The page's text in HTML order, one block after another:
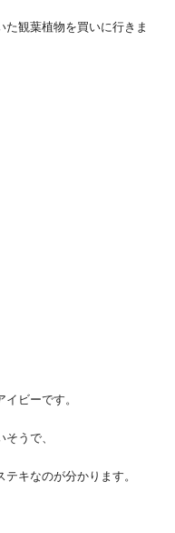
観葉植物を買いに行きま
ビーです。
うで、
キなのが分かります。